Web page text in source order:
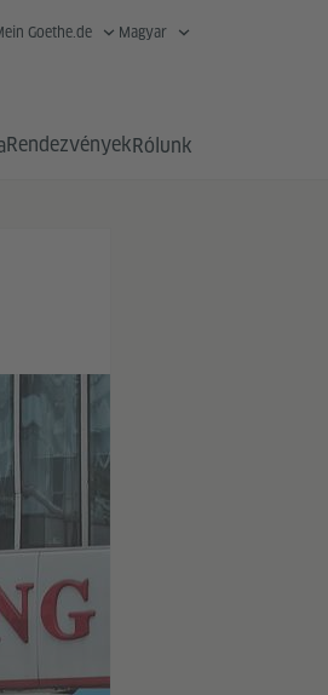
Goethe.de Magyar
RendezvényekRólunk